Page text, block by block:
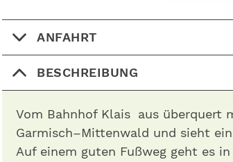
ANFAHRT
BESCHREIBUNG
Vom Bahnhof Klais aus überquert
Garmisch– Mittenwald und sieht
Auf einem guten Fußweg geht es